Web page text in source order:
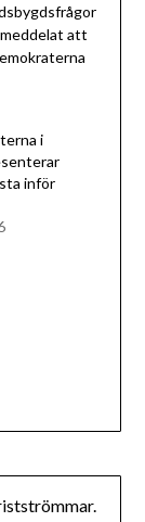
att
i
inför